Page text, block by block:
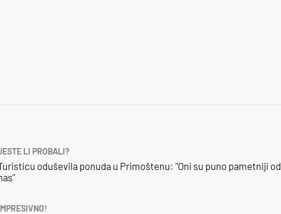
LI PROBALI?
oduševila ponuda u Primoštenu: "Oni su puno pametniji od